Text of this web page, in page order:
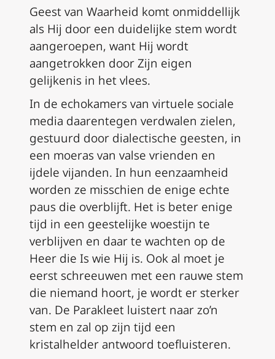
Geest van Waarheid komt onmiddellijk
als Hij door een duidelijke stem wordt
aangeroepen, want Hij wordt
aangetrokken door Zijn eigen
gelijkenis in het vlees.
In de echokamers van virtuele sociale
media daarentegen verdwalen zielen,
gestuurd door dialectische geesten, in
een moeras van valse vrienden en
ijdele vijanden. In hun eenzaamheid
worden ze misschien de enige echte
paus die overblijft. Het is beter enige
tijd in een geestelijke woestijn te
verblijven en daar te wachten op de
Heer die Is wie Hij is. Ook al moet je
eerst schreeuwen met een rauwe stem
die niemand hoort, je wordt er sterker
van. De Parakleet luistert naar zo’n
stem en zal op zijn tijd een
kristalhelder antwoord toefluisteren.